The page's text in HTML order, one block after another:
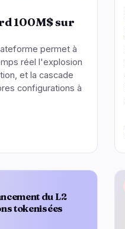
100M$ sur
permet à
réel l'explosion
et la cascade
configurations à
du L2
tokenisées